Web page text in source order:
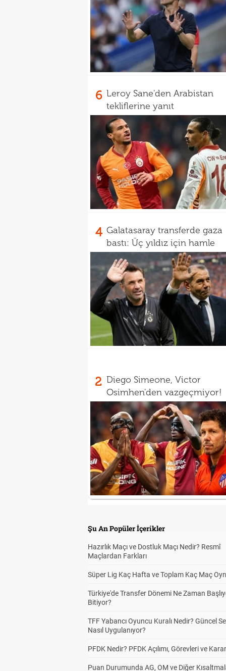
6 Leroy Sane'den Arabistan
tekliflerine yanıt
4 Galatasaray transferde gaza
bastı: Üç yıldız için hamle
2 Diego Simeone, Victor
Osimhen'den vazgeçmiyor!
Şu An Popüler İçerikler
Hazırlık Maçı ve Dostluk Maçı Nedir? Resmî
Maçlardan Farkları
Süper Lig Kaç Hafta ve Toplam Kaç Maç
Türkiye'de Transfer Dönemi Ne Zaman
Bitiyor?
TFF Yabancı Oyuncu Kuralı Nedir? Güncel
Nasıl Uygulanıyor?
PFDK Nedir? PFDK Açılımı, Görevleri ve
Puan Durumunda AG, OM ve Diğer